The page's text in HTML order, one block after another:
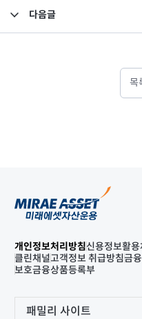
다음글
목
개인정보처리방침신용정보활용
클린채널고객정보 취급방침금
보호금융상품등록부
패밀리 사이트